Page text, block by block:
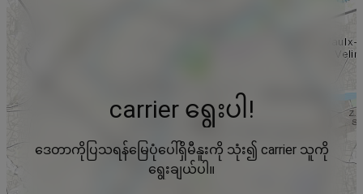
carrier ရွေးပါ!
ဒေတာကိုပြသရန်မြေပုံပေါ်ရှိမီနူးကို သုံး၍ carrier သူကို
ရွေးချယ်ပါ။